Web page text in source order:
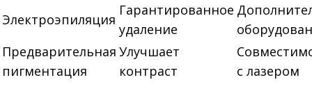
Электроэпиляция
Гарантированное
удаление
Предварительная
пигментация
Улучшает
контраст
с лазером